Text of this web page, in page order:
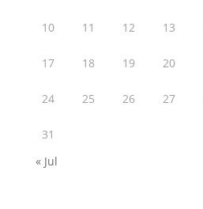
10 11 12 13
17 18 19 20
24 25 26 27
31
« Jul